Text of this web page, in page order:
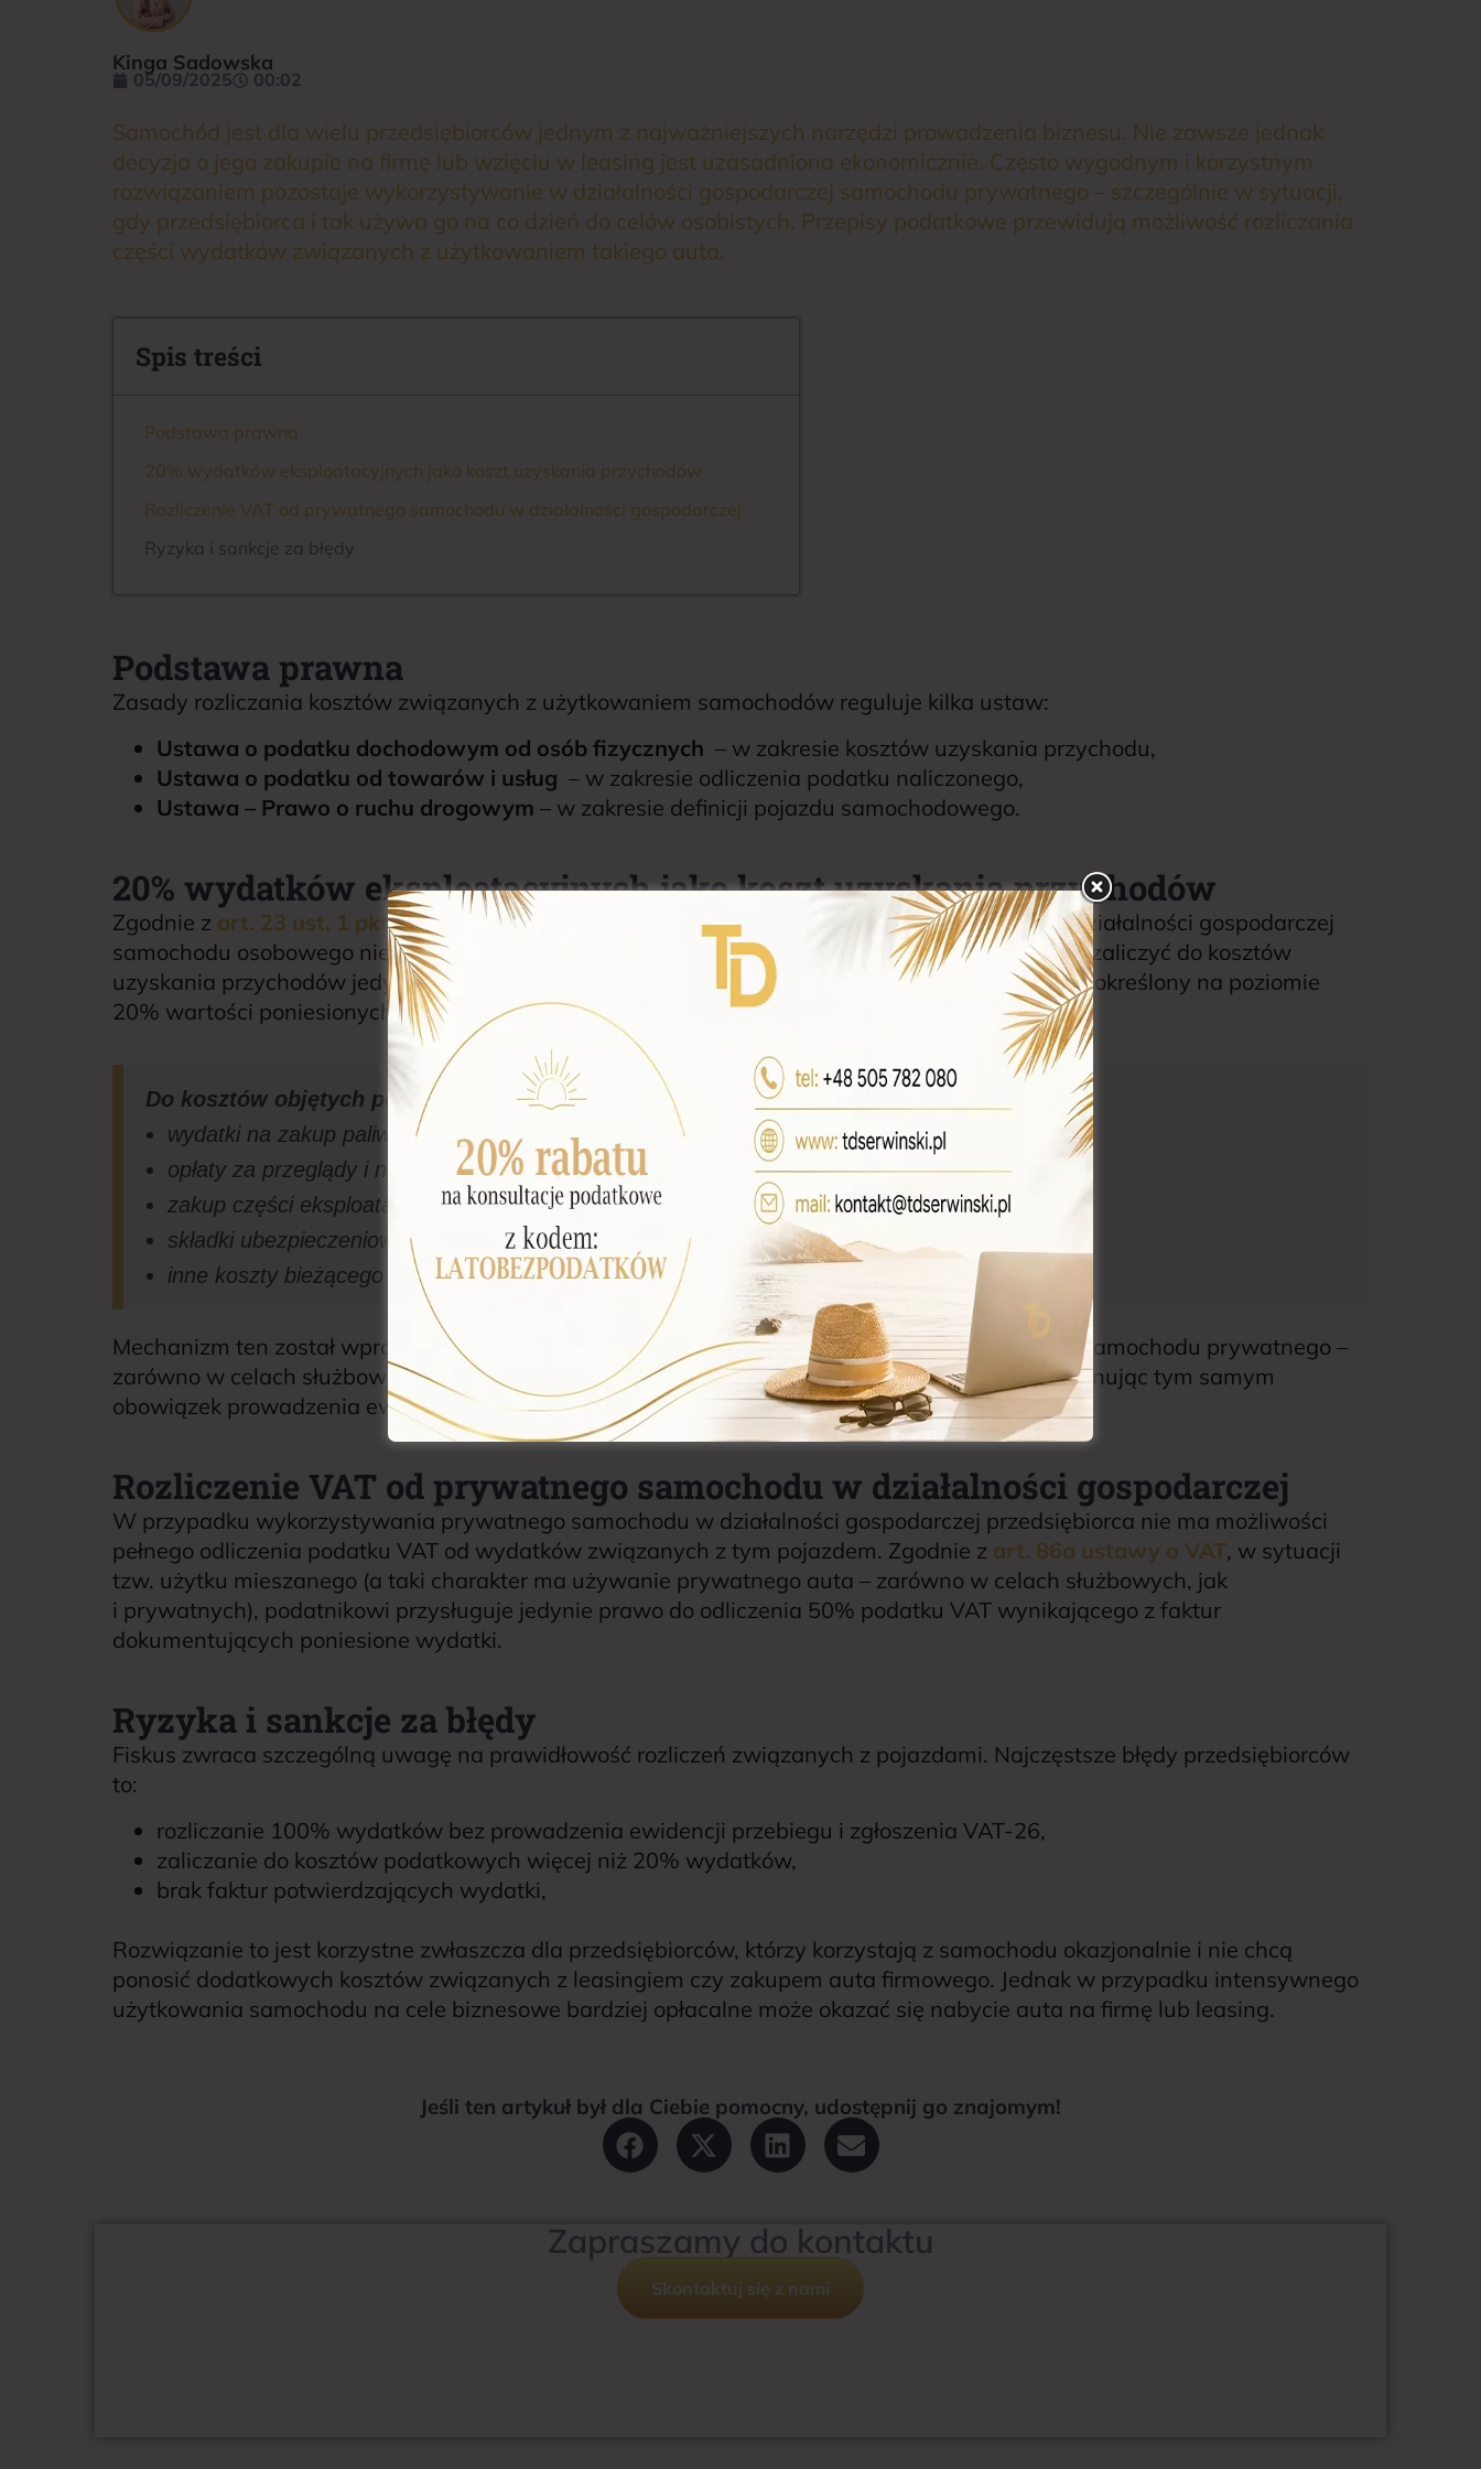
Kinga Sadowska
05/09/2025 00:02
Samochód jest dla wielu przedsiębiorców jednym z najważniejszych narzędzi prowadzenia biznesu. Nie zawsze jednak
decyzja o jego zakupie na firmę lub wzięciu w leasing jest uzasadniona ekonomicznie. Często wygodnym i korzystnym
rozwiązaniem pozostaje wykorzystywanie w działalności gospodarczej samochodu prywatnego – szczególnie w sytuacji,
gdy przedsiębiorca i tak używa go na co dzień do celów osobistych. Przepisy podatkowe przewidują możliwość rozliczania
części wydatków związanych z użytkowaniem takiego auta.
Spis treści
Podstawa prawna
20% wydatków eksploatacyjnych jako koszt uzyskania przychodów
Rozliczenie VAT od prywatnego samochodu w działalności gospodarczej
Ryzyka i sankcje za błędy
Podstawa prawna
Zasady rozliczania kosztów związanych z użytkowaniem samochodów reguluje kilka ustaw:
Ustawa o podatku dochodowym od osób fizycznych – w zakresie kosztów uzyskania przychodu,
Ustawa o podatku od towarów i usług – w zakresie odliczenia podatku naliczonego,
Ustawa – Prawo o ruchu drogowym – w zakresie definicji pojazdu samochodowego.
20% wydatków eksploatacyjnych jako koszt uzyskania przychodów
Zgodnie z art. 23 ust. 1 pkt 46a ustawy o PIT
, w przypadku wykorzystywania w prowadzonej działalności gospodarczej
samochodu osobowego niewprowadzonego do ewidencji środków trwałych podatnik ma prawo zaliczyć do kosztów
uzyskania przychodów jedynie część ponoszonych wydatków eksploatacyjnych. Limit ten został określony na poziomie
20% wartości poniesionych wydatków.
Do kosztów objętych powyższym ograniczeniem zalicza się w szczególności:
wydatki na zakup paliwa
opłaty za przeglądy i naprawy
zakup części eksploatacyjnych (np. opon, klocków hamulcowych)
składki ubezpieczeniowe (OC, AC, NNW)
inne koszty bieżącego użytkowania pojazdu, takie jak opłaty za myjnię czy parkingi
Mechanizm ten został wprowadzony ustawowo z uwagi na mieszany charakter wykorzystania samochodu prywatnego –
zarówno w celach służbowych, jak i osobistych. Ustawodawca przyjął stałą proporcję 20%, eliminując tym samym
obowiązek prowadzenia ewidencji przebiegu pojazdu dla celów podatku dochodowego.
Rozliczenie VAT od prywatnego samochodu w działalności gospodarczej
W przypadku wykorzystywania prywatnego samochodu w działalności gospodarczej przedsiębiorca nie ma możliwości
pełnego odliczenia podatku VAT od wydatków związanych z tym pojazdem. Zgodnie z art. 86a ustawy o VAT, w sytuacji
tzw. użytku mieszanego (a taki charakter ma używanie prywatnego auta – zarówno w celach służbowych, jak
i prywatnych), podatnikowi przysługuje jedynie prawo do odliczenia 50% podatku VAT wynikającego z faktur
dokumentujących poniesione wydatki.
Ryzyka i sankcje za błędy
Fiskus zwraca szczególną uwagę na prawidłowość rozliczeń związanych z pojazdami. Najczęstsze błędy przedsiębiorców
to:
rozliczanie 100% wydatków bez prowadzenia ewidencji przebiegu i zgłoszenia VAT-26,
zaliczanie do kosztów podatkowych więcej niż 20% wydatków,
brak faktur potwierdzających wydatki,
Rozwiązanie to jest korzystne zwłaszcza dla przedsiębiorców, którzy korzystają z samochodu okazjonalnie i nie chcą
ponosić dodatkowych kosztów związanych z leasingiem czy zakupem auta firmowego. Jednak w przypadku intensywnego
użytkowania samochodu na cele biznesowe bardziej opłacalne może okazać się nabycie auta na firmę lub leasing.
Jeśli ten artykuł był dla Ciebie pomocny, udostępnij go znajomym!
Zapraszamy do kontaktu
Skontaktuj się z nami